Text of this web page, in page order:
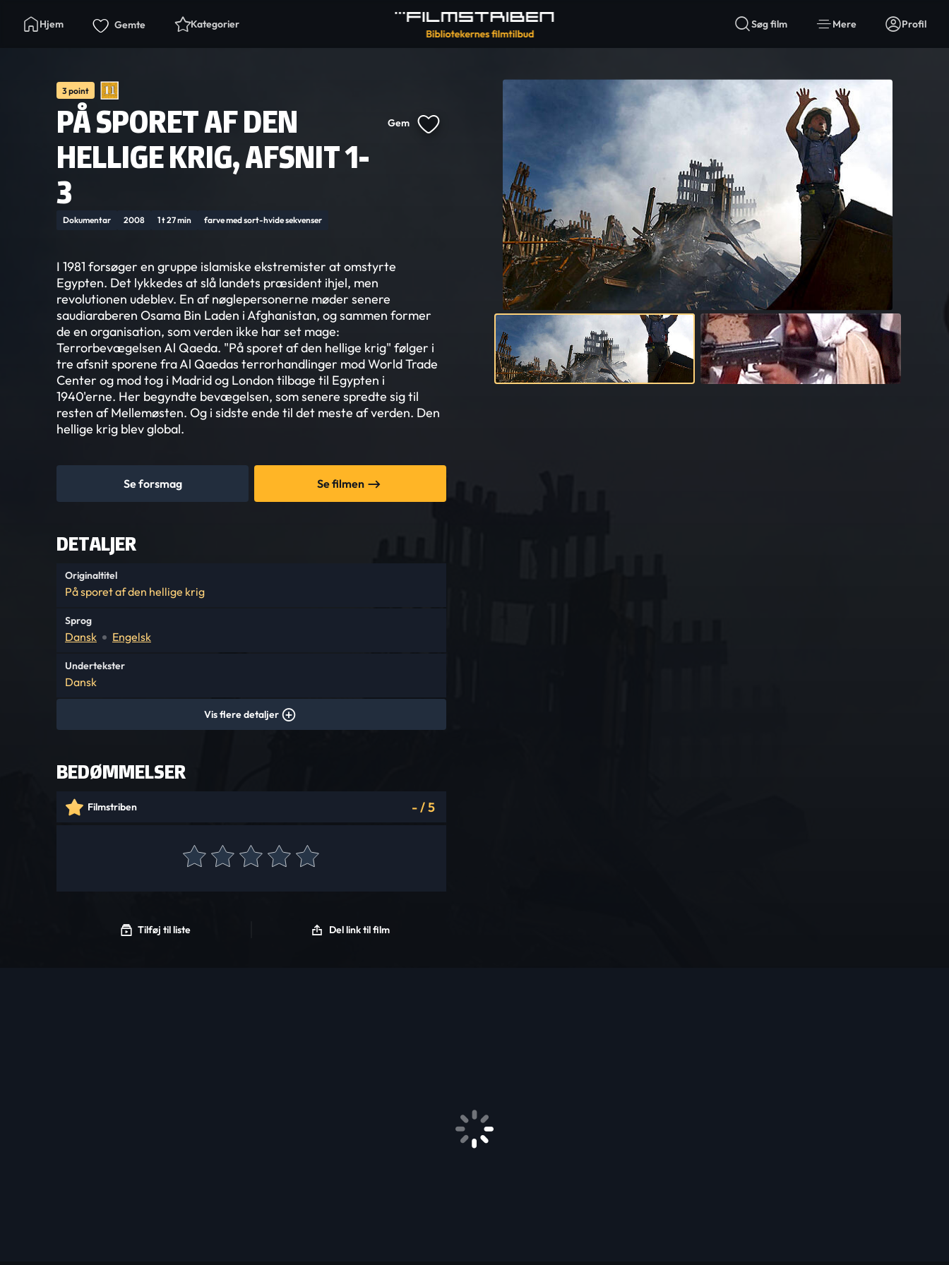
Hjem Gemte Kategorier Søg film Mere Profil
3 point
PÅ SPORET AF DEN
HELLIGE KRIG, AFSNIT 1-
3
Gem
Dokumentar 2008 1 t 27 min farve med sort-hvide sekvenser
I 1981 forsøger en gruppe islamiske ekstremister at omstyrte
Egypten. Det lykkedes at slå landets præsident ihjel, men
revolutionen udeblev. En af nøglepersonerne møder senere
saudiaraberen Osama Bin Laden i Afghanistan, og sammen former
de en organisation, som verden ikke har set mage:
Terrorbevægelsen Al Qaeda. "På sporet af den hellige krig" følger i
tre afsnit sporene fra Al Qaedas terrorhandlinger mod World Trade
Center og mod tog i Madrid og London tilbage til Egypten i
1940'erne. Her begyndte bevægelsen, som senere spredte sig til
resten af Mellemøsten. Og i sidste ende til det meste af verden. Den
hellige krig blev global.
Se forsmag Se filmen
DETALJER
Originaltitel
På sporet af den hellige krig
Sprog
Dansk Engelsk
Undertekster
Dansk
Vis flere detaljer
BEDØMMELSER
Filmstriben -/5
Tilføj til liste Del link til film